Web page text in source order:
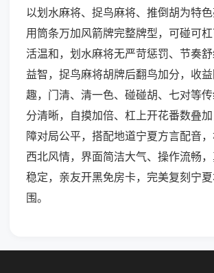
以划水麻将、捉鸟麻将、推倒胡为特
用筒条万加风箭牌完整牌型，可碰可
活温和，划水麻将无严苛惩罚、节奏
益智，捉鸟麻将胡牌后翻鸟加分，收
趣，门清、清一色、碰碰胡、七对等
分清晰，自摸加倍、杠上开花番数叠
障对局公平，搭配地道宁夏方言配音
西北风情，界面简洁大气、操作流畅
稳定，亲友开黑免房卡，完美复刻宁
围。